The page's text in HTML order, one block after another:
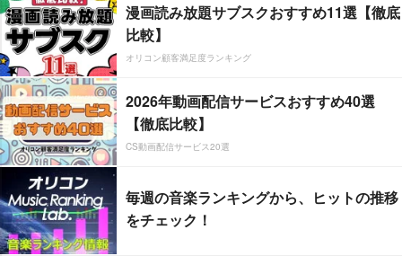
漫画読み放題サブスクおすすめ11選【徹底
比較】
オリコン顧客満足度ランキング
2026年動画配信サービスおすすめ40選
【徹底比較】
CS動画配信サービス20選
毎週の音楽ランキングから、ヒットの推移
をチェック！